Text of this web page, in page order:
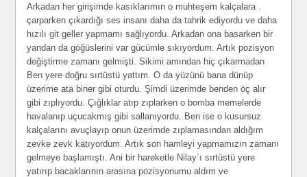
Arkadan her girişimde kasıklarımın o muhteşem kalçalara .
çarparken çıkardığı ses insanı daha da tahrik ediyordu ve daha
hızılı git geller yapmamı sağlıyordu. Arkadan ona basarken bir
yandan da göğüslerini var gücümle sıkıyordum. Artık pozisyon
değiştirme zamanı gelmişti. Sikimi amından hiç çıkarmadan
Ben yere doğru sırtüstü yattım. O da yüzünü bana dünüp
üzerime ata biner gibi oturdu. Şimdi üzerimde benden öç alır
gibi zıplıyordu. Çığlıklar atıp zıplarken o bomba memelerde
havalanıp uçucakmış gibi sallanıyordu. Ben ise o kusursuz
kalçalarını avuçlayıp onun üzerimde zıplamasından aldığım
zevke zevk katıyordum. Artık son hamleyi yapmamızın zamanı
gelmeye başlamıştı. Ani bir hareketle Nilay`ı sırtüstü yere
yatırıp bacaklarının arasına pozisyonumu aldım ve